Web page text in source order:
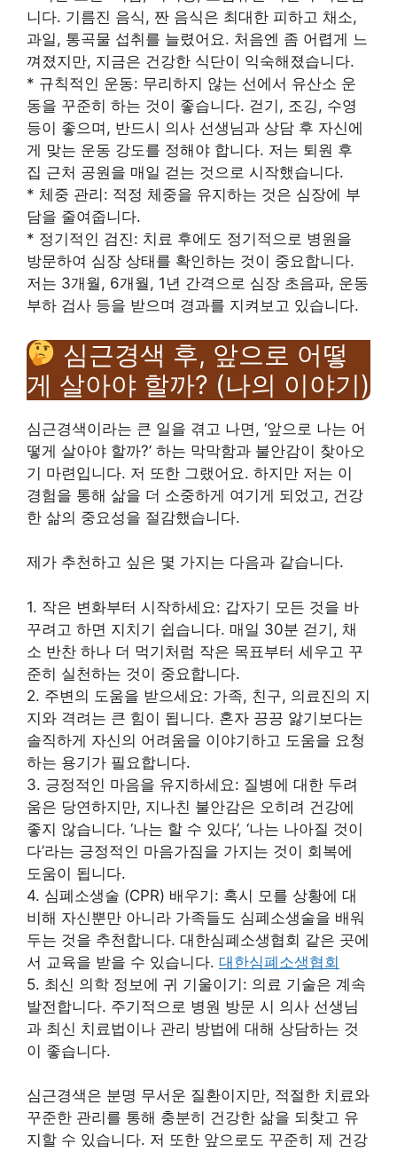
니다. 기름진 음식, 짠 음식은 최대한 피하고 채소,
과일, 통곡물 섭취를 늘렸어요. 처음엔 좀 어렵게 느
껴졌지만, 지금은 건강한 식단이 익숙해졌습니다.
* 규칙적인 운동: 무리하지 않는 선에서 유산소 운
동을 꾸준히 하는 것이 좋습니다. 걷기, 조깅, 수영
등이 좋으며, 반드시 의사 선생님과 상담 후 자신에
게 맞는 운동 강도를 정해야 합니다. 저는 퇴원 후
집 근처 공원을 매일 걷는 것으로 시작했습니다.
* 체중 관리: 적정 체중을 유지하는 것은 심장에 부
담을 줄여줍니다.
* 정기적인 검진: 치료 후에도 정기적으로 병원을
방문하여 심장 상태를 확인하는 것이 중요합니다.
저는 3개월, 6개월, 1년 간격으로 심장 초음파, 운동
부하 검사 등을 받으며 경과를 지켜보고 있습니다.
심근경색 후, 앞으로 어떻
게 살아야 할까? (나의 이야기)
심근경색이라는 큰 일을 겪고 나면, ‘앞으로 나는 어
떻게 살아야 할까?’ 하는 막막함과 불안감이 찾아오
기 마련입니다. 저 또한 그랬어요. 하지만 저는 이
경험을 통해 삶을 더 소중하게 여기게 되었고, 건강
한 삶의 중요성을 절감했습니다.
제가 추천하고 싶은 몇 가지는 다음과 같습니다.
1. 작은 변화부터 시작하세요: 갑자기 모든 것을 바
꾸려고 하면 지치기 쉽습니다. 매일 30분 걷기, 채
소 반찬 하나 더 먹기처럼 작은 목표부터 세우고 꾸
준히 실천하는 것이 중요합니다.
2. 주변의 도움을 받으세요: 가족, 친구, 의료진의 지
지와 격려는 큰 힘이 됩니다. 혼자 끙끙 앓기보다는
솔직하게 자신의 어려움을 이야기하고 도움을 요청
하는 용기가 필요합니다.
3. 긍정적인 마음을 유지하세요: 질병에 대한 두려
움은 당연하지만, 지나친 불안감은 오히려 건강에
좋지 않습니다. ‘나는 할 수 있다’, ‘나는 나아질 것이
다’라는 긍정적인 마음가짐을 가지는 것이 회복에
도움이 됩니다.
4. 심폐소생술 (CPR) 배우기: 혹시 모를 상황에 대
비해 자신뿐만 아니라 가족들도 심폐소생술을 배워
두는 것을 추천합니다. 대한심폐소생협회 같은 곳에
서 교육을 받을 수 있습니다. 대한심폐소생협회
5. 최신 의학 정보에 귀 기울이기: 의료 기술은 계속
발전합니다. 주기적으로 병원 방문 시 의사 선생님
과 최신 치료법이나 관리 방법에 대해 상담하는 것
이 좋습니다.
심근경색은 분명 무서운 질환이지만, 적절한 치료와
꾸준한 관리를 통해 충분히 건강한 삶을 되찾고 유
지할 수 있습니다. 저 또한 앞으로도 꾸준히 제 건강